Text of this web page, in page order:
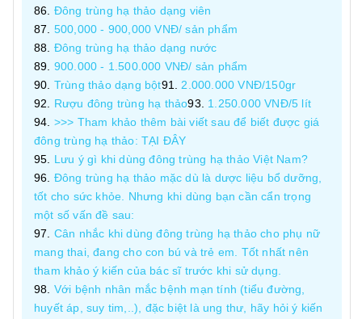
Đông trùng hạ thảo dạng viên
500,000 - 900,000 VNĐ/ sản phẩm
Đông trùng hạ thảo dạng nước
900.000 - 1.500.000 VNĐ/ sản phẩm
Trùng thảo dạng bột
2.000.000 VNĐ/150gr
Rượu đông trùng hạ thảo
1.250.000 VNĐ/5 lít
>>> Tham khảo thêm bài viết sau để biết được giá
đông trùng hạ thảo: TẠI ĐÂY
Lưu ý gì khi dùng đông trùng hạ thảo Việt Nam?
Đông trùng hạ thảo mặc dù là dược liệu bổ dưỡng,
tốt cho sức khỏe. Nhưng khi dùng bạn cần cẩn trọng
một số vấn đề sau:
Cân nhắc khi dùng đông trùng hạ thảo cho phụ nữ
mang thai, đang cho con bú và trẻ em. Tốt nhất nên
tham khảo ý kiến của bác sĩ trước khi sử dụng.
Với bệnh nhân mắc bệnh mạn tính (tiểu đường,
huyết áp, suy tim,..), đặc biệt là ung thư, hãy hỏi ý kiến